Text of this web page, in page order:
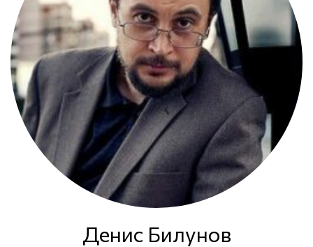
Денис Билунов